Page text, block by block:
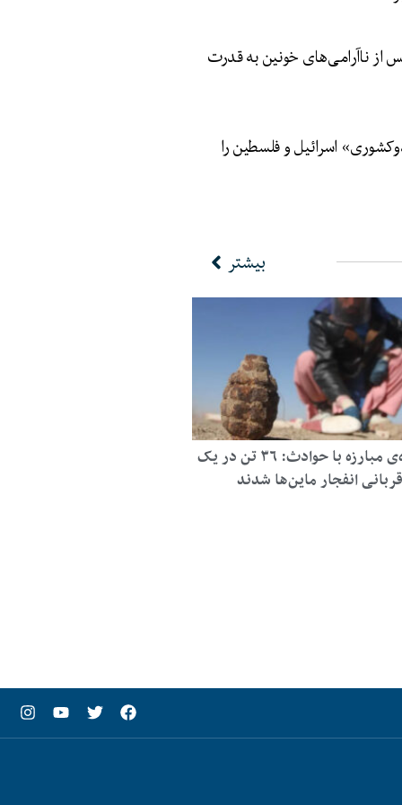
ناآرامی‌های خونین به قدرت
اسرائیل و فلسطین را
بیشتر
اداره‌ی مبارزه با حوادث: ۳۶ تن در یک
انفجار ماین‌ها شدند